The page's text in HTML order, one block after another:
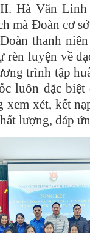
Hà Văn
mà Đoàn cơ
thanh
luyện về
trình tập
luôn đặc
xét, kết
lượng, đáp